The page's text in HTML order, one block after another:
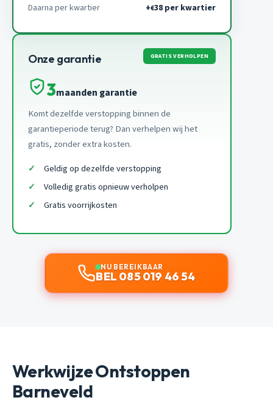
Daarna per kwartier +€38 per kwartier
Onze garantie GRATIS VERHOLPEN
3maanden garantie
Komt dezelfde verstopping binnen de
garantieperiode terug? Dan verhelpen wij het
gratis, zonder extra kosten.
Geldig op dezelfde verstopping
Volledig gratis opnieuw verholpen
Gratis voorrijkosten
NU BEREIKBAAR
BEL 085 019 46 54
Werkwijze Ontstoppen
Barneveld